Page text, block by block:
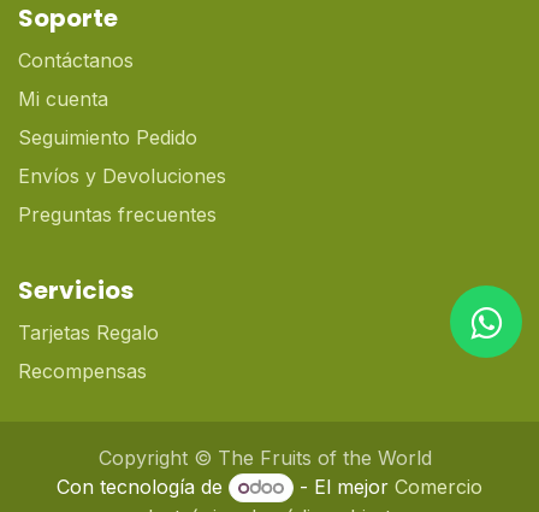
Soporte
Contáctanos
Mi cuenta
Seguimiento Pedido
Envíos y Devoluciones
Preguntas frecuentes
Servicios
Tarjetas Regalo
Recompensas
Copyright © The Fruits of the World
Con tecnología de
- El mejorComercio